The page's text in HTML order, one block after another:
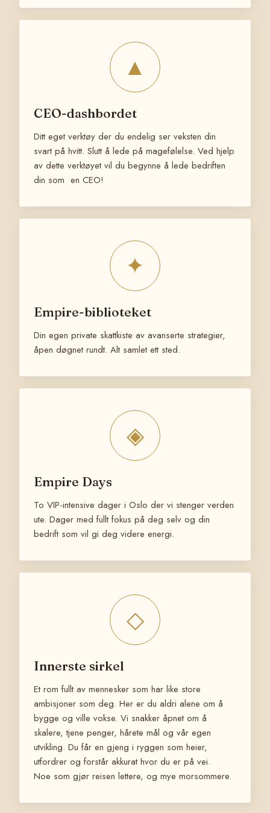
▲
CEO-dashbordet
Ditt eget verktøy der du endelig ser veksten din
svart på hvitt. Slutt å lede på magefølelse. Ved hjelp
av dette verktøyet vil du begynne å lede bedriften
din som en CEO!
✦
Empire-biblioteket
Din egen private skattkiste av avanserte strategier,
åpen døgnet rundt. Alt samlet ett sted.
◈
Empire Days
To VIP-intensive dager i Oslo der vi stenger verden
ute. Dager med fullt fokus på deg selv og din
bedrift som vil gi deg videre energi.
◇
Innerste sirkel
Et rom fullt av mennesker som har like store
ambisjoner som deg. Her er du aldri alene om å
bygge og ville vokse. Vi snakker åpnet om å
skalere, tjene penger, hårete mål og vår egen
utvikling. Du får en gjeng i ryggen som heier,
utfordrer og forstår akkurat hvor du er på vei.
Noe som gjør reisen lettere, og mye morsommere.